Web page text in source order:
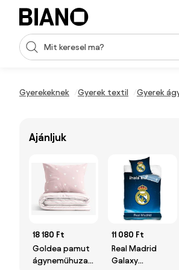
Navigáció kihagyása, ugrás a tartalomra
Keresési bevitel
Gyerekeknek Gyerek textil Gyerek
Ajánljuk
18 180 Ft
Goldea pamut
ágyneműhuzat
11 080 Ft
Real Madrid
Galaxy